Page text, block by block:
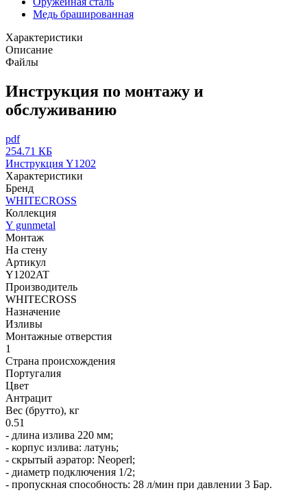
Медь брашированная
Характеристики
Описание
Файлы
Инструкция по монтажу и
обслуживанию
pdf
254.71 КБ
Инструкция Y1202
Характеристики
Бренд
WHITECROSS
Коллекция
Y gunmetal
Монтаж
На стену
Артикул
Y1202AT
Производитель
WHITECROSS
Назначение
Изливы
Монтажные отверстия
1
Страна происхождения
Португалия
Цвет
Антрацит
Вес (брутто), кг
0.51
- длина излива 220 мм;
- корпус излива: латунь;
- скрытый аэратор: Neoperl;
- диаметр подключения 1/2;
- пропускная способность: 28 л/мин при давлении 3 Бар.